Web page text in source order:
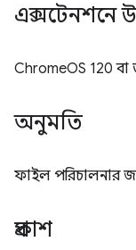
এক্সটেনশনে
ChromeOS 120 বা
অনুমতি
ফাইল পরিচালনার
প্রকাশ